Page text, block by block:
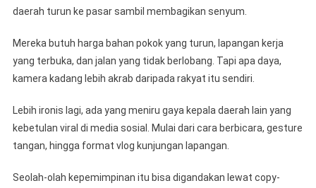
daerah turun ke pasar sambil membagikan senyum.
Mereka butuh harga bahan pokok yang turun, lapangan kerja
yang terbuka, dan jalan yang tidak berlobang. Tapi apa daya,
kamera kadang lebih akrab daripada rakyat itu sendiri.
Lebih ironis lagi, ada yang meniru gaya kepala daerah lain yang
kebetulan viral di media sosial. Mulai dari cara berbicara, gesture
tangan, hingga format vlog kunjungan lapangan.
Seolah-olah kepemimpinan itu bisa digandakan lewat copy-